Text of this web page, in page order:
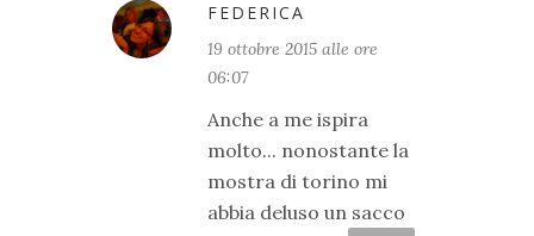
FEDERICA
19 ottobre 2015 alle ore
06:07
Anche a me ispira
molto... nonostante la
mostra di torino mi
abbia deluso un sacco